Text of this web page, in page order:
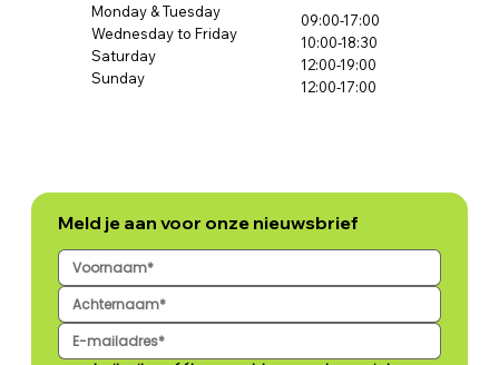
Meld je aan voor onze nieuwsbrief
Monday & Tuesday
Wednesday to Friday
Saturday
Sunday
09:00-17:00
10:00-18:30
12:00-19:00
12:00-17:00